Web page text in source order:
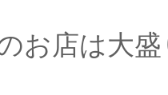
お店は大